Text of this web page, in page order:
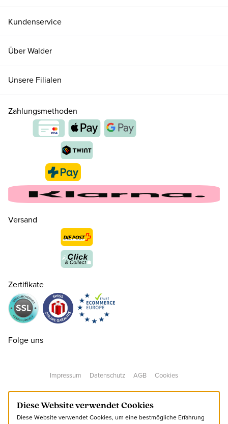
CHF 95.00
35 CHF 95.00 nur noch wenige verfügbar
Kundenservice
Über Walder
Unsere Filialen
Zahlungsmethoden
Versand
Zertifikate
Folge uns
Impressum Datenschutz AGB Cookies
Diese Website verwendet Cookies
Diese Website verwendet Cookies, um eine bestmögliche Erfahrung